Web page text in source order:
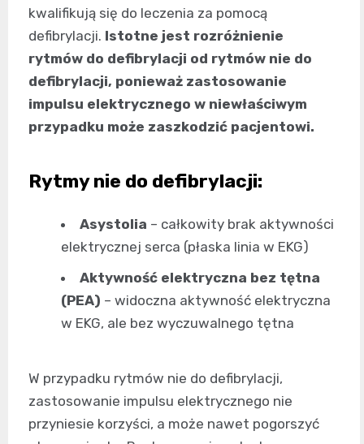
kwalifikują się do leczenia za pomocą
defibrylacji. Istotne jest rozróżnienie
rytmów do defibrylacji od rytmów nie do
defibrylacji, ponieważ zastosowanie
impulsu elektrycznego w niewłaściwym
przypadku może zaszkodzić pacjentowi.
Rytmy nie do defibrylacji:
Asystolia – całkowity brak aktywności
elektrycznej serca (płaska linia w EKG)
Aktywność elektryczna bez tętna
(PEA) – widoczna aktywność elektryczna
w EKG, ale bez wyczuwalnego tętna
W przypadku rytmów nie do defibrylacji,
zastosowanie impulsu elektrycznego nie
przyniesie korzyści, a może nawet pogorszyć